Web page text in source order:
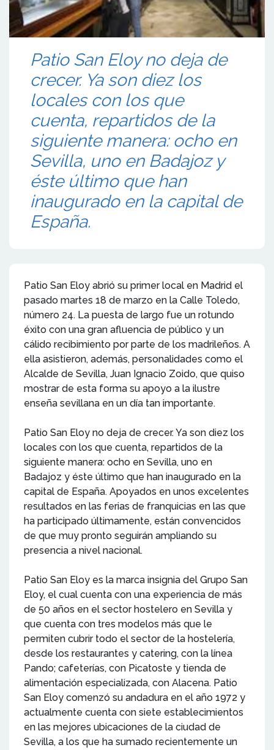
Patio San Eloy no deja de
crecer. Ya son diez los
locales con los que
cuenta, repartidos de la
siguiente manera: ocho en
Sevilla, uno en Badajoz y
éste último que han
inaugurado en la capital de
España.
Patio San Eloy abrió su primer local en Madrid el
pasado martes 18 de marzo en la Calle Toledo,
número 24. La puesta de largo fue un rotundo
éxito con una gran afluencia de público y un
cálido recibimiento por parte de los madrileños. A
ella asistieron, además, personalidades como el
Alcalde de Sevilla, Juan Ignacio Zoido, que quiso
mostrar de esta forma su apoyo a la ilustre
enseña sevillana en un día tan importante.
Patio San Eloy no deja de crecer. Ya son diez los
locales con los que cuenta, repartidos de la
siguiente manera: ocho en Sevilla, uno en
Badajoz y éste último que han inaugurado en la
capital de España. Apoyados en unos excelentes
resultados en las ferias de franquicias en las que
ha participado últimamente, están convencidos
de que muy pronto seguirán ampliando su
presencia a nivel nacional.
Patio San Eloy es la marca insignia del Grupo San
Eloy, el cual cuenta con una experiencia de más
de 50 años en el sector hostelero en Sevilla y
que cuenta con tres modelos más que le
permiten cubrir todo el sector de la hostelería,
desde los restaurantes y catering, con la línea
Pando; cafeterías, con Picatoste y tienda de
alimentación especializada, con Alacena. Patio
San Eloy comenzó su andadura en el año 1972 y
actualmente cuenta con siete establecimientos
en las mejores ubicaciones de la ciudad de
Sevilla, a los que ha sumado recientemente un